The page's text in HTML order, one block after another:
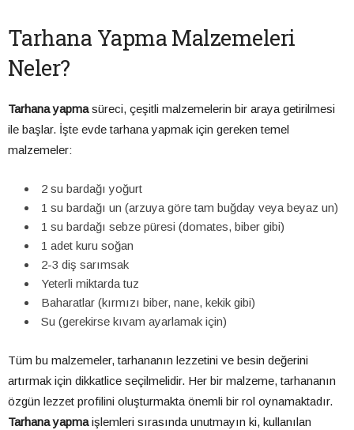
Tarhana Yapma Malzemeleri
Neler?
Tarhana yapmasüreci, çeşitli malzemelerin bir araya getirilmesi
ile başlar. İşte evde tarhana yapmak için gereken temel
malzemeler:
2 su bardağı yoğurt
1 su bardağı un (arzuya göre tam buğday veya beyaz un)
1 su bardağı sebze püresi (domates, biber gibi)
1 adet kuru soğan
2-3 diş sarımsak
Yeterli miktarda tuz
Baharatlar (kırmızı biber, nane, kekik gibi)
Su (gerekirse kıvam ayarlamak için)
Tüm bu malzemeler, tarhananın lezzetini ve besin değerini
artırmak için dikkatlice seçilmelidir. Her bir malzeme, tarhananın
özgün lezzet profilini oluşturmakta önemli bir rol oynamaktadır.
Tarhana yapmaişlemleri sırasında unutmayın ki, kullanılan